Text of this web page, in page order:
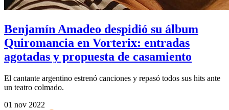
Benjamín Amadeo despidió su álbum
Quiromancia en Vorterix: entradas
agotadas y propuesta de casamiento
El cantante argentino estrenó canciones y repasó todos sus hits ante
un teatro colmado.
01 nov 2022